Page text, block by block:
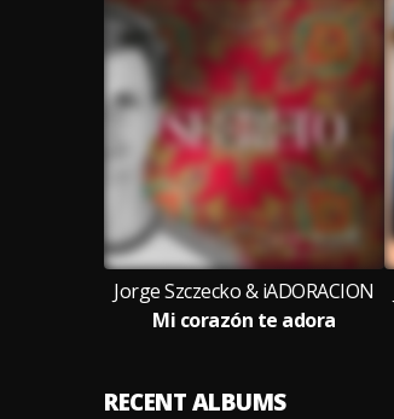
Jorge Szczecko & iADORACION
Mi corazón te adora
RECENT ALBUMS